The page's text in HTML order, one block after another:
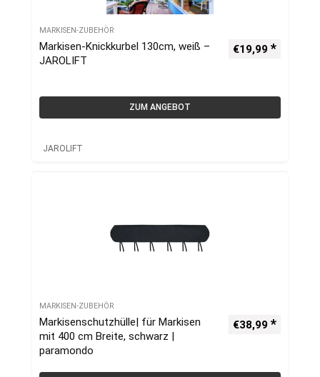
MARKISEN-ZUBEHÖR
Markisen-Knickkurbel 130cm, weiß –
JAROLIFT
€19,99
ZUM ANGEBOT
JAROLIFT
MARKISEN-ZUBEHÖR
Markisenschutzhülle| für Markisen
mit 400 cm Breite, schwarz |
paramondo
€38,99